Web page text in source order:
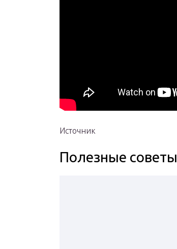
Источник
Полезные советы